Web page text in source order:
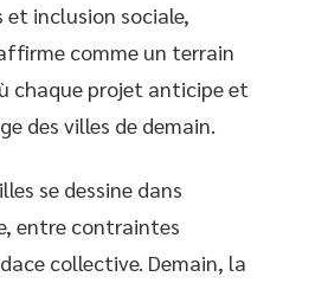
inclusion sociale,
comme un terrain
chaque projet anticipe et
des villes de demain.
se dessine dans
entre contraintes
collective. Demain, la